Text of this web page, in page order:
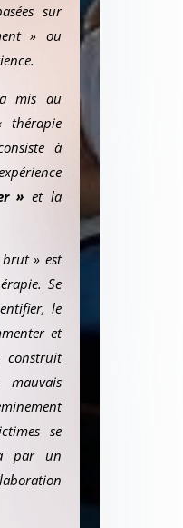
sur
» ou
mis au
à
» et la
brut » est
Se
le
et
construit
se
par un